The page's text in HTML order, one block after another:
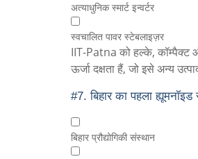
अत्याधुनिक स्मार्ट इन्वर्टर
स्वचालित पावर स्टेबलाइज़र
IIT-Patna को हल्के, कॉम्पैक्ट
ऊर्जा दक्षता हैं, जो इसे अन्य
#7. बिहार का पहला
बिहार प्रौद्योगिकी संस्थान